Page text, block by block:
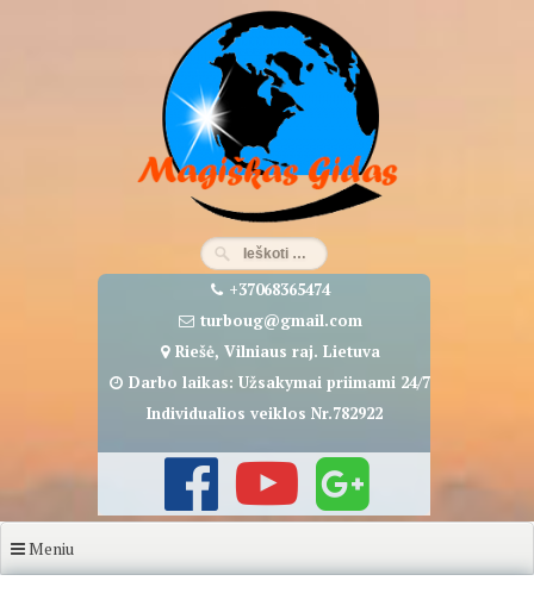
+37068365474
turboug@gmail.com
Riešė, Vilniaus raj. Lietuva
Darbo laikas: Užsakymai priimami 24/7
Individualios veiklos Nr.782922
Meniu